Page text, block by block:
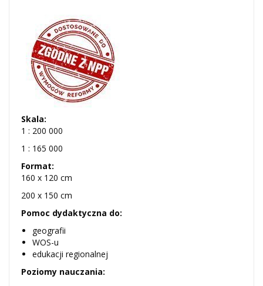
Skala:
1 : 200 000
1 : 165 000
Format:
160 x 120 cm
200 x 150 cm
Pomoc dydaktyczna do:
geografii
WOS-u
edukacji regionalnej
Poziomy nauczania: